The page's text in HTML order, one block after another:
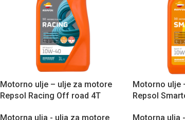
Motorno ulje – ulje za motore
Repsol Racing Off road 4T
Motorna ulja - ulja za motore
Motorno ulje
Repsol
Motorna ulja